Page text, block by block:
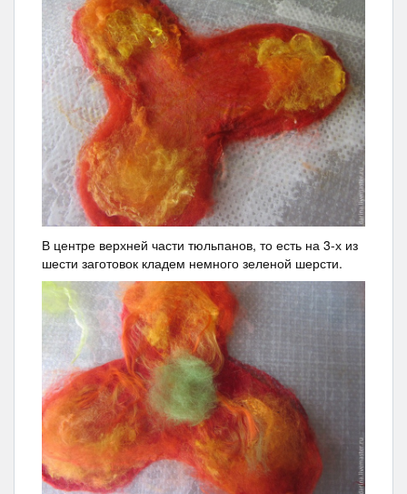
В центре верхней части тюльпанов, то есть на 3-х из
шести заготовок кладем немного зеленой шерсти.